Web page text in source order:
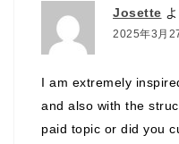
Josette
2025年3月
I am extremely
and also with the
paid topic or did you